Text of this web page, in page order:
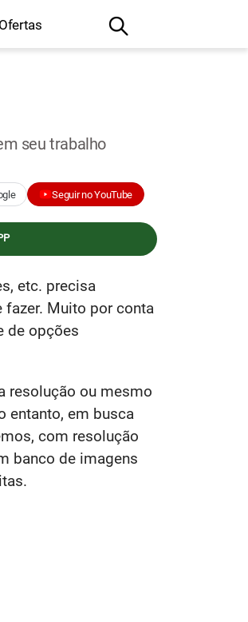
Ofertas
seu trabalho
Seguir no YouTube
etc. precisa
fazer. Muito por conta
de opções
resolução ou mesmo
entanto, em busca
com resolução
banco de imagens